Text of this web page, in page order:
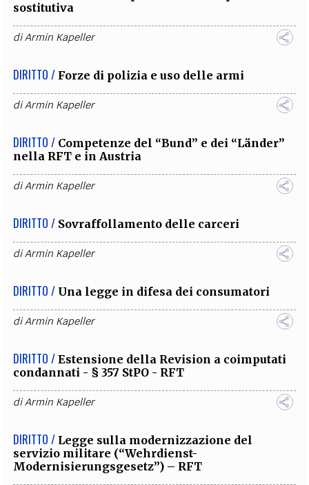
sostitutiva
diArmin Kapeller
DIRITTO / Forze di polizia e uso delle armi
diArmin Kapeller
DIRITTO / Competenze del “Bund” e dei “Länder”
nella RFT e in Austria
diArmin Kapeller
DIRITTO / Sovraffollamento delle carceri
diArmin Kapeller
DIRITTO / Una legge in difesa dei consumatori
diArmin Kapeller
DIRITTO / Estensione della Revision a coimputati
condannati - § 357 StPO - RFT
diArmin Kapeller
DIRITTO / Legge sulla modernizzazione del
servizio militare (“Wehrdienst-
Modernisierungsgesetz”) – RFT